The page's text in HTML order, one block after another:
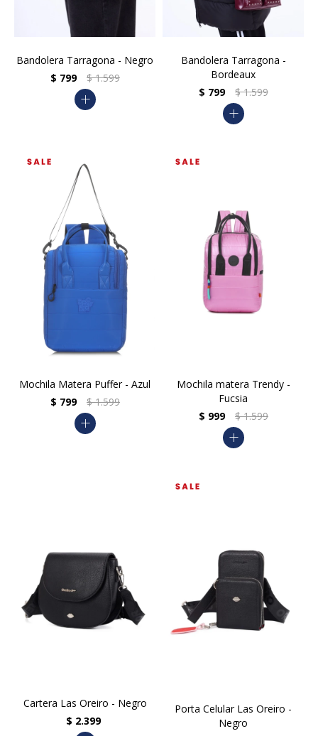
Bandolera Tarragona - Negro
$ 799 $ 1.599
add
Bandolera Tarragona -
Bordeaux
$ 799 $ 1.599
add
Mochila Matera Puffer - Azul
$ 799 $ 1.599
add
Mochila matera Trendy -
Fucsia
$ 999 $ 1.599
add
Cartera Las Oreiro - Negro
$ 2.399
Porta Celular Las Oreiro -
Negro